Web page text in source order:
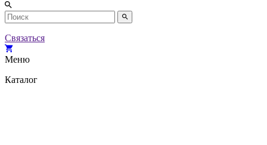
Связаться
Меню
Каталог